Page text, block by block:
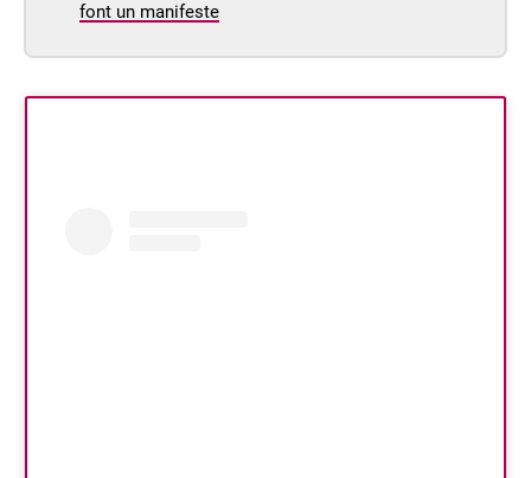
font un manifeste